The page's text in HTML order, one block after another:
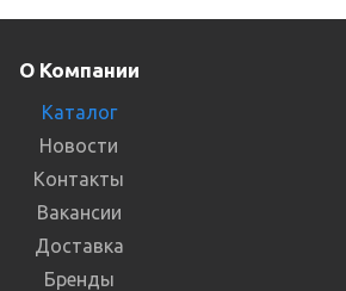
О Компании
Каталог
Новости
Контакты
Вакансии
Доставка
Бренды